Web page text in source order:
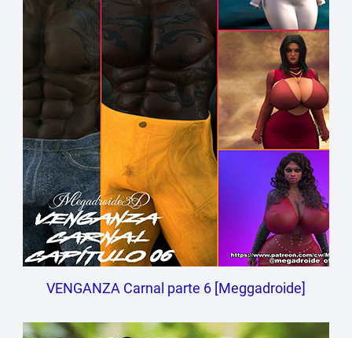
VENGANZA Carnal parte 6 [Meggadroide]